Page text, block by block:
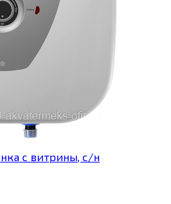
с витрины, с/н